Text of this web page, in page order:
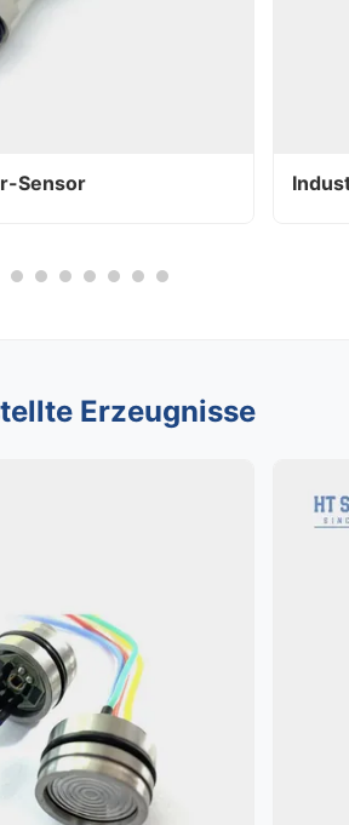
Sensor
Erzeugnisse